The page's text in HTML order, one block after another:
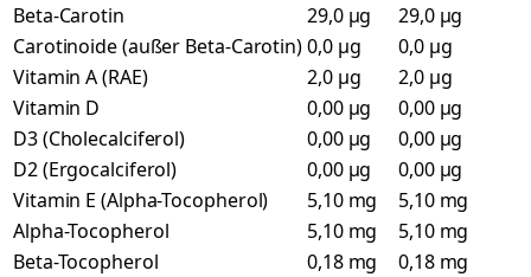
Beta-Carotin
29,0 µg
29,0 µg
Carotinoide (außer Beta-Carotin)0,0 µg
0,0 µg
Vitamin A (RAE)
2,0 µg
2,0 µg
Vitamin D
0,00 µg
0,00 µg
D3 (Cholecalciferol)
0,00 µg
0,00 µg
D2 (Ergocalciferol)
0,00 µg
0,00 µg
Vitamin E (Alpha-Tocopherol)
5,10 mg
5,10 mg
Alpha-Tocopherol
5,10 mg
5,10 mg
Beta-Tocopherol
0,18 mg
0,18 mg